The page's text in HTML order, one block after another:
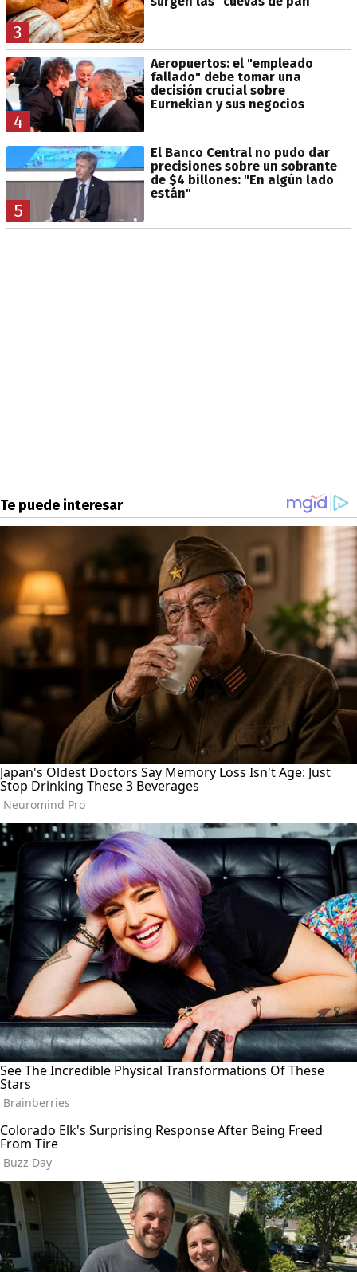
3
4
Aeropuertos: el "empleado
fallado" debe tomar una
decisión crucial sobre
Eurnekian y sus negocios
5
El Banco Central no pudo dar
precisiones sobre un sobrante
de $4 billones: "En algún lado
están"